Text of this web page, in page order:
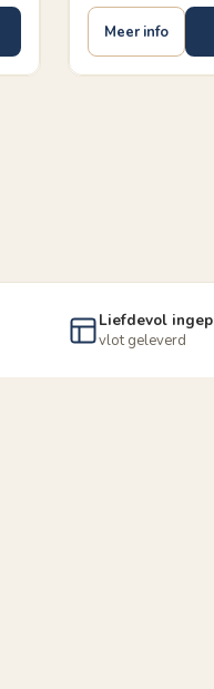
Meer info
Liefdevol
vlot geleverd